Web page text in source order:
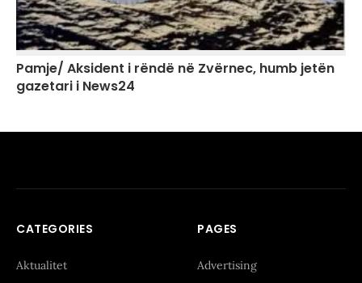
Pamje/ Aksident i rëndë në Zvërnec, humb jetën
gazetari i News24
CATEGORIES
Aktualitet
PAGES
Advertising